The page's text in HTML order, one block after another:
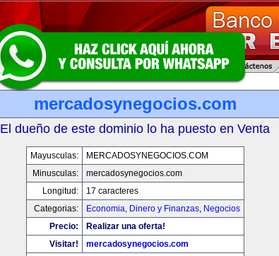
mercadosynegocios.com
El dueño de este dominio lo ha puesto en Venta
Mayusculas:
MERCADOSYNEGOCIOS.COM
Minusculas:
mercadosynegocios.com
Longitud:
17 caracteres
Categorias:
Economia, Dinero y Finanzas, Negocios
Precio:
Realizar una oferta!
Visitar!
mercadosynegocios.com